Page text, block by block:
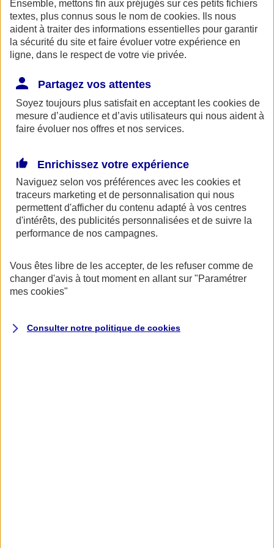
AXA Entraide met à votre disposition, ainsi qu'à celle de vos
proches une ligne de soutien psychologique. Ce service gratuit est
accessible 24h/24 au 0800 77 88 95.
Espace Client
Fermer le bandeau d'alerte
Ensemble, mettons fin aux préjugés sur ces petits fichiers
textes, plus connus sous le nom de cookies. Ils nous
aident à traiter des informations essentielles pour garantir
la sécurité du site et faire évoluer votre expérience en
ligne, dans le respect de votre vie privée.
Partagez vos attentes
Soyez toujours plus satisfait en acceptant les cookies de
mesure d’audience et d’avis utilisateurs qui nous aident à
faire évoluer nos offres et nos services.
Enrichissez votre expérience
Naviguez selon vos préférences avec les cookies et
traceurs marketing et de personnalisation qui nous
permettent d'afficher du contenu adapté à vos centres
d'intérêts, des publicités personnalisées et de suivre la
performance de nos campagnes.
Vous êtes libre de les accepter, de les refuser comme de
changer d'avis à tout moment en allant sur "Paramétrer
mes cookies"
Consulter notre politique de cookies